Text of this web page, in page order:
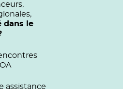
dans le
assistance